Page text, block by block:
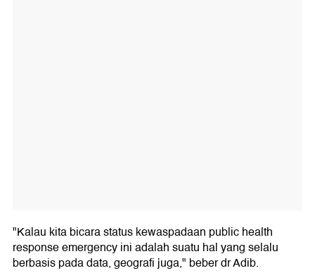
"Kalau kita bicara status kewaspadaan public health
response emergency ini adalah suatu hal yang selalu
berbasis pada data, geografi juga," beber dr Adib.